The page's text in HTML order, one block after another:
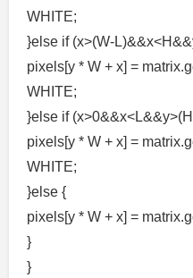
WHITE;
}else if (x>(W-
pixels[y * W + x] =
WHITE;
}else if
pixels[y * W + x] =
WHITE;
}else {
pixels[y * W + x] =
}
}